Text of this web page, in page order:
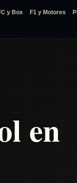
y Box F1 y Motores
en